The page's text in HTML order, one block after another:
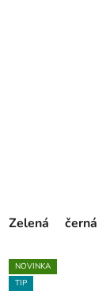
Zelená černá
NOVINKA
TIP